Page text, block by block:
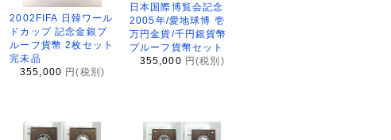
2002FIFA 日韓ワール
ドカップ 記念金銀プ
ルーフ貨幣 2枚セット
完未品
355,000 円(税別)
日本国際博覧会記念
2005年/愛地球博 壱
万円金貨/千円銀貨幣
プルーフ貨幣セット
355,000 円(税別)